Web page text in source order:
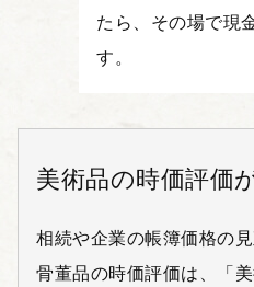
たら、その場で現
す。
美術品の時価評価
相続や企業の帳簿価格の
骨董品の時価評価は、「